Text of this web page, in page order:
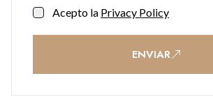
Acepto la Privacy Policy
ENVIAR